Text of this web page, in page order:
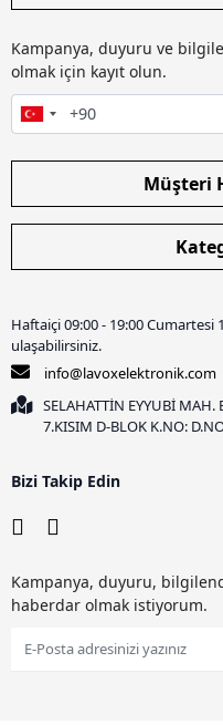
Kampanya, duyuru ve
olmak için kayıt olun.
Müşteri
Haftaiçi 09:00 - 19:00 Cumartesi
ulaşabilirsiniz.
info@lavoxelektronik.com
SELAHATTİN EYYUBİ MAH.
7.KISIM D-BLOK K.NO:
Bizi Takip Edin
Kampanya, duyuru,
haberdar olmak istiyorum.